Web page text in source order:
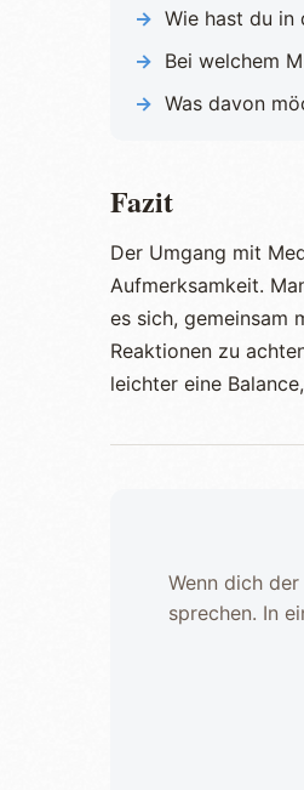
→ Wie hast du in
→ Bei welchem
→ Was davon
Fazit
Der Umgang mit
Aufmerksamkeit.
es sich, gemeinsam
Reaktionen zu
leichter eine
Wenn dich
sprechen. In